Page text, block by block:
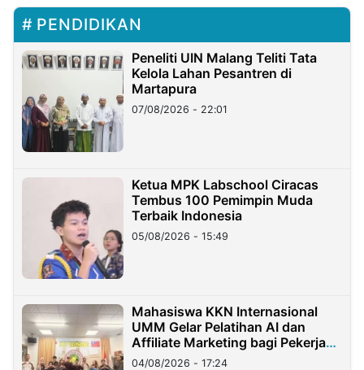
PENDIDIKAN
Peneliti UIN Malang Teliti Tata
Kelola Lahan Pesantren di
Martapura
07/08/2026 - 22:01
Ketua MPK Labschool Ciracas
Tembus 100 Pemimpin Muda
Terbaik Indonesia
05/08/2026 - 15:49
Mahasiswa KKN Internasional
UMM Gelar Pelatihan AI dan
Affiliate Marketing bagi Pekerja
Migran Indonesia di Taiwan
04/08/2026 - 17:24